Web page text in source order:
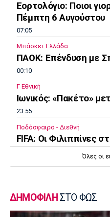
Πόρτο
Εορτολόγιο: Ποιοι
Πέμπτη 6 Αυγούστου
07:05
Μπάσκετ Ελλάδα
ΠΑΟΚ: Επένδυση με
00:10
Γ Εθνική
Ιωνικός: «Πακέτο»
23:55
Ποδόσφαιρο - Διεθνή
FIFA: Οι Φιλιππίνες
Conference League
Προβληματική εικόνα…
Όλες οι
ΔΗΜΟΦΙΛΗ ΣΤΟ ΦΩΣ